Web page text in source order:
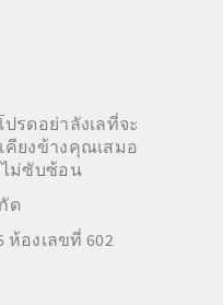
รดอย่าลังเลที่จะ
คียงข้างคุณเสมอ
ไม่ซับซ้อน
ด
ห้องเลขที่ 602